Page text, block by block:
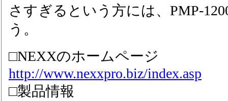
さすぎるという方には、PMP-
う。
□NEXXのホームページ
http://www.nexxpro.biz/index.asp
□製品情報